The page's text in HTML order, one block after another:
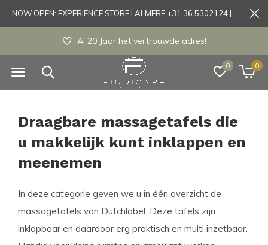
0 0
Al 20 Jaar het vertrouwde adres!
Draagbare massagetafels die
u makkelijk kunt inklappen en
meenemen
In deze categorie geven we u in één overzicht de
massagetafels van Dutchlabel. Deze tafels zijn
inklapbaar en daardoor erg praktisch en multi inzetbaar.